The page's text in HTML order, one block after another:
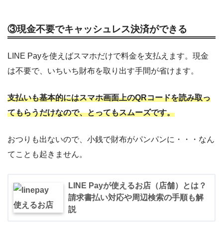
③現金不要でキャッシュレス決済ができる
LINE Payを使えばスマホだけで料金を支払えます。現金
は不要で、いちいち財布を取り出す手間が省けます。
支払いも基本的にはスマホ画面上のQRコードを読み取っ
てもらうだけなので、とってもスムーズです。
おつりも出ないので、小銭で財布がパンパンに・・・なん
てことも起きません。
LINE Payが使えるお店（店舗）とは？
請求書払い対応や周辺検索の手順も解
説